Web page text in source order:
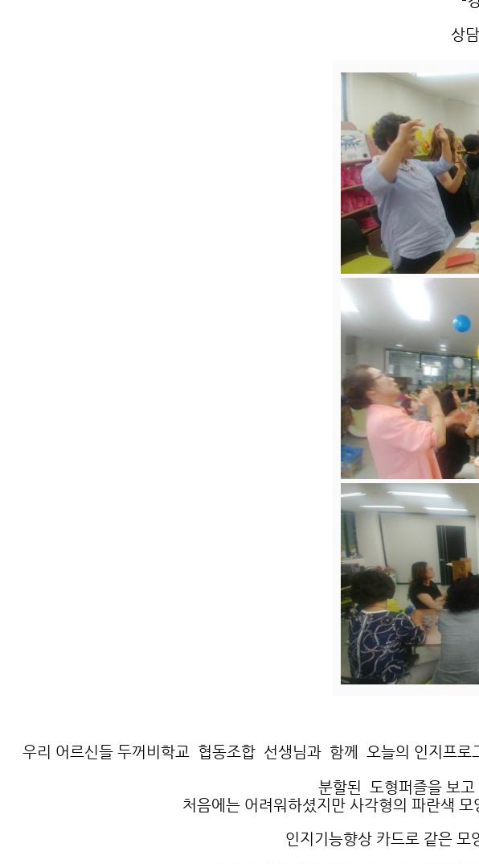
상
우리 어르신들 두꺼비학교 협동조합 선생님과 함께 오늘의 인지프로
분할된 도형퍼즐을 보
처음에는 어려워하셨지만 사각형의 파란색
인지기능향상 카드로 같은 모